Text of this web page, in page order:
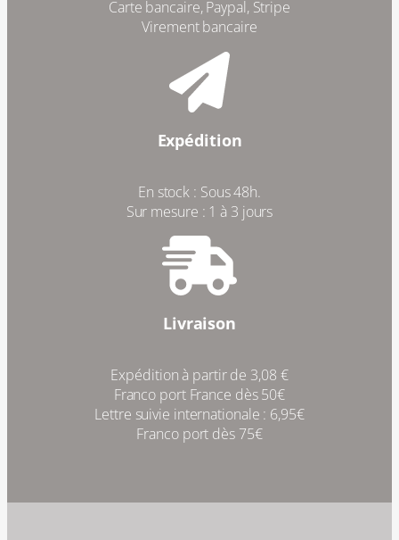
Carte bancaire, Paypal, Stripe
Virement bancaire
Expédition
En stock : Sous 48h.
Sur mesure : 1 à 3 jours
Livraison
Expédition à partir de 3,08 €
Franco port France dès 50€
Lettre suivie internationale : 6,95€
Franco port dès 75€